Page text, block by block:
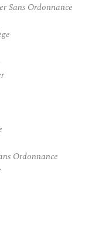
Sans Ordonnance
Ordonnance